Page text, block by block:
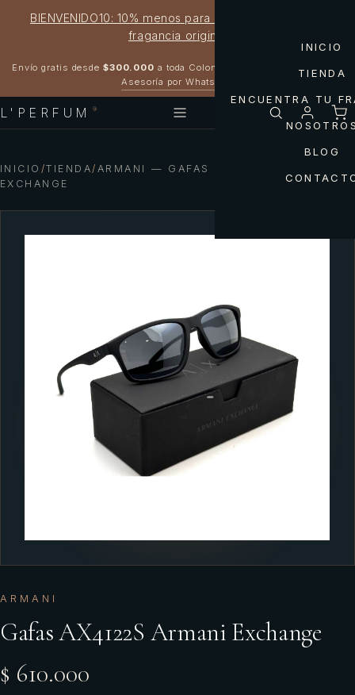
BIENVENIDO10: 10% menos para estrenar tu próxima
fragancia original
Envío gratis desde $300.000 a toda Colombia
Asesoría por WhatsApp
L'PERFUM ®
INICIO
TIENDA
ENCUENTRA TU
BLOG
INICIO /TIENDA/ ARMANI — GAFAS AX4122S ARMANI
EXCHANGE
ARMANI
Gafas AX4122S Armani Exchange
$ 610.000